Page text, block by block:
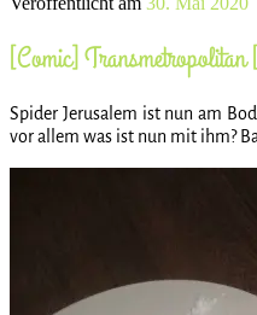
[Comic] Transmetropolitan
Spider Jerusalem ist nun am
vor allem was ist nun mit ihm?